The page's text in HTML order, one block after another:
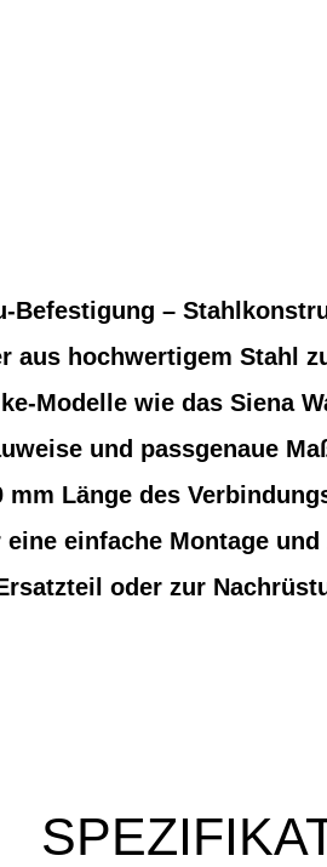
Befestigung –
aus hochwertigem Stahl
Modelle wie das Siena
und passgenaue
mm Länge des
einfache Montage
oder zur